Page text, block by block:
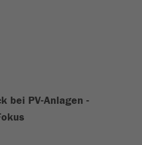
bei PV-Anlagen -